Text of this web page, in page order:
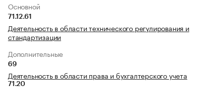
Основной
71.12.61
Деятельность в области технического регулирования и
стандартизации
Дополнительные
69
Деятельность в области права и бухгалтерского учета
71.20